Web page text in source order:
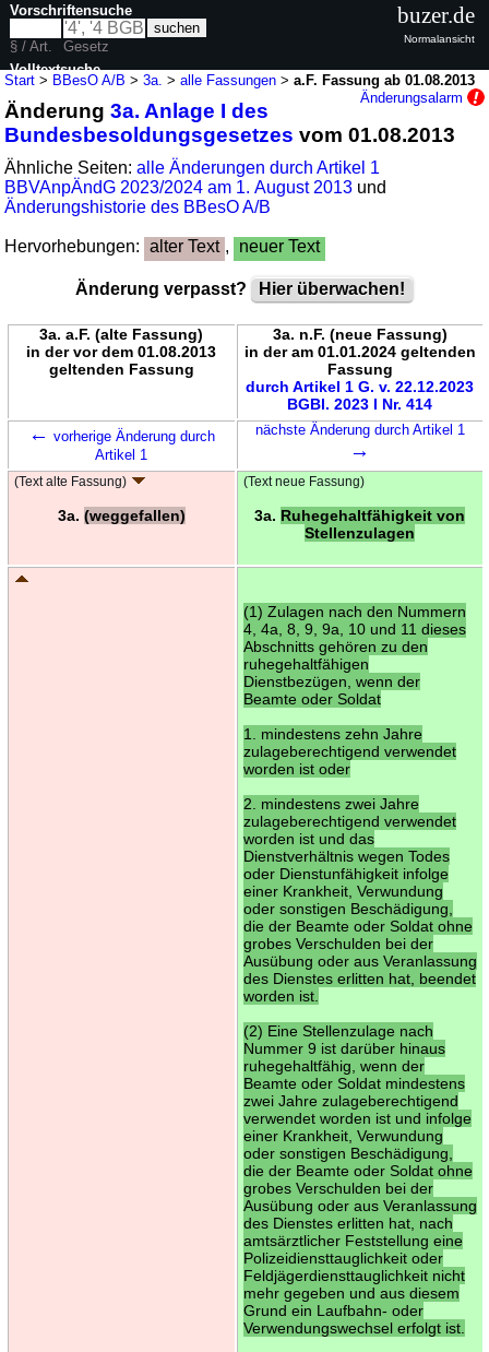
Start > BBesO A/B >3a. >alle Fassungen >a.F. Fassung ab 01.08.2013
Änderungsalarm
Änderung3a. Anlage I des
Bundesbesoldungsgesetzes vom 01.08.2013
Ähnliche Seiten:alle Änderungen durch Artikel 1
BBVAnpÄndG 2023/2024 am 1. August 2013 und
Änderungshistorie des BBesO A/B
Hervorhebungen: alter Text , neuer Text
Änderung verpasst? Hier überwachen!
3a. a.F. (alte Fassung)
in der vor dem 01.08.2013
geltenden Fassung
3a. n.F. (neue Fassung)
in der am 01.01.2024 geltenden
Fassung
durch Artikel 1 G. v. 22.12.2023
BGBl. 2023 I Nr. 414
← vorherige Änderung durch
Artikel 1
nächste Änderung durch Artikel 1
→
(Text alte Fassung)
3a. (weggefallen)
(Text neue Fassung)
3a. Ruhegehaltfähigkeit von
Stellenzulagen
(1) Zulagen nach den Nummern
4, 4a, 8, 9, 9a, 10 und 11 dieses
Abschnitts gehören zu den
ruhegehaltfähigen
Dienstbezügen, wenn der
Beamte oder Soldat
1. mindestens zehn Jahre
zulageberechtigend verwendet
worden ist oder
2. mindestens zwei Jahre
zulageberechtigend verwendet
worden ist und das
Dienstverhältnis wegen Todes
oder Dienstunfähigkeit infolge
einer Krankheit, Verwundung
oder sonstigen Beschädigung,
die der Beamte oder Soldat ohne
grobes Verschulden bei der
Ausübung oder aus Veranlassung
des Dienstes erlitten hat, beendet
worden ist.
(2) Eine Stellenzulage nach
Nummer 9 ist darüber hinaus
ruhegehaltfähig, wenn der
Beamte oder Soldat mindestens
zwei Jahre zulageberechtigend
verwendet worden ist und infolge
einer Krankheit, Verwundung
oder sonstigen Beschädigung,
die der Beamte oder Soldat ohne
grobes Verschulden bei der
Ausübung oder aus Veranlassung
des Dienstes erlitten hat, nach
amtsärztlicher Feststellung eine
Polizeidiensttauglichkeit oder
Feldjägerdiensttauglichkeit nicht
mehr gegeben und aus diesem
Grund ein Laufbahn- oder
Verwendungswechsel erfolgt ist.
Vorschriftensuche
§ / Art.
Gesetz
Volltextsuche
nur in BBesO A/B
buzer.de
Normalansicht